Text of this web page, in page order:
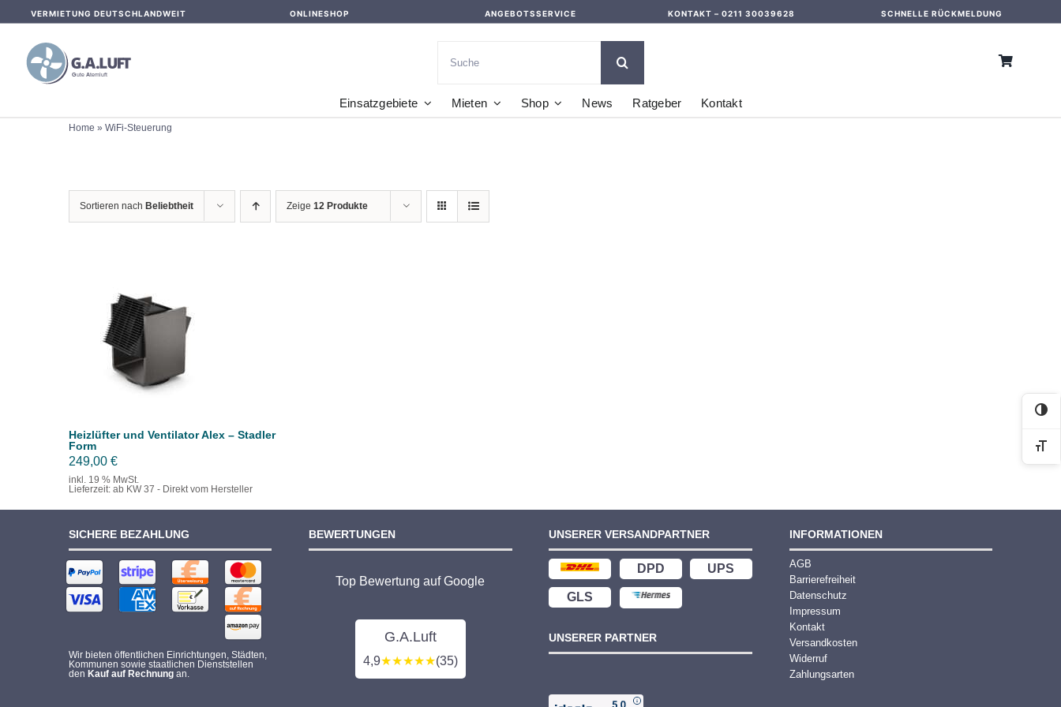
content
VERMIETUNG DEUTSCHLANDWEIT ONLINESHOP ANGEBOTSSERVICE KONTAKT – 0211 30039628 SCHNELLE RÜCKMELDUNG
nach:
Einsatzgebiete Mieten Shop News Ratgeber Kontakt
Home » WiFi-Steuerung
Sortieren nach Beliebtheit Zeige 12 Produkte
IN DEN WARENKORB
/
DETAILS
Heizlüfter und Ventilator Alex – Stadler
Form
249,00 €
inkl. 19 % MwSt.
Lieferzeit: ab KW 37 - Direkt vom Hersteller
SICHERE BEZAHLUNG
Wir bieten öffentlichen Einrichtungen, Städten,
Kommunen sowie staatlichen Dienststellen
den Kauf auf Rechnungan.
BEWERTUNGEN
Top Bewertung auf Google
G.A.Luft
4,9★★★★★(35)
UNSERER VERSANDPARTNER
DPD UPS
GLS
UNSERER PARTNER
INFORMATIONEN
AGB
Barrierefreiheit
Datenschutz
Impressum
Kontakt
Versandkosten
Widerruf
Zahlungsarten